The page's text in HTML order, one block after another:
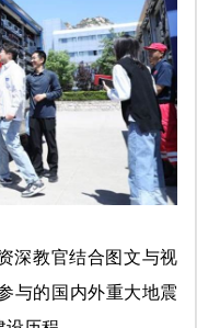
深教官结合图文与视
与的国内外重大地震